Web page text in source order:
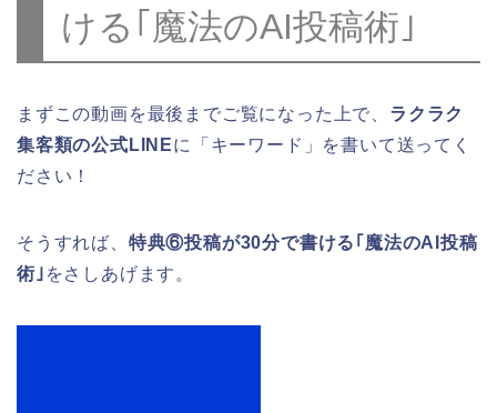
ける｢魔法のAI投稿術｣
まずこの動画を最後までご覧になった上で、 ラクラク
集客類の公式LINEに「キーワード」を書いて送ってく
ださい！
そうすれば、 特典⑥投稿が30分で書ける｢魔法のAI投稿
術｣ をさしあげます。